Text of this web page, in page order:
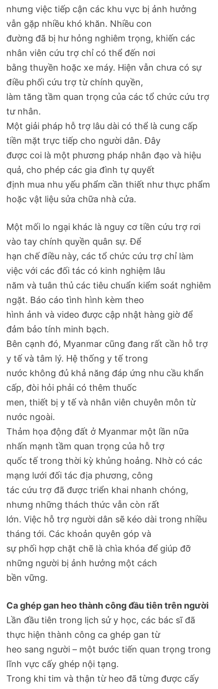
nhưng việc tiếp cận các khu vực bị ảnh hưởng
vẫn gặp nhiều khó khăn. Nhiều con
đường đã bị hư hỏng nghiêm trọng, khiến các
nhân viên cứu trợ chỉ có thể đến nơi
bằng thuyền hoặc xe máy. Hiện vẫn chưa có sự
điều phối cứu trợ từ chính quyền,
làm tăng tầm quan trọng của các tổ chức cứu trợ
tư nhân.
Một giải pháp hỗ trợ lâu dài có thể là cung cấp
tiền mặt trực tiếp cho người dân. Đây
được coi là một phương pháp nhân đạo và hiệu
quả, cho phép các gia đình tự quyết
định mua nhu yếu phẩm cần thiết như thực phẩm
hoặc vật liệu sửa chữa nhà cửa.
Một mối lo ngại khác là nguy cơ tiền cứu trợ rơi
vào tay chính quyền quân sự. Để
hạn chế điều này, các tổ chức cứu trợ chỉ làm
việc với các đối tác có kinh nghiệm lâu
năm và tuân thủ các tiêu chuẩn kiểm soát nghiêm
ngặt. Báo cáo tình hình kèm theo
hình ảnh và video được cập nhật hàng giờ để
đảm bảo tính minh bạch.
Bên cạnh đó, Myanmar cũng đang rất cần hỗ trợ
y tế và tâm lý. Hệ thống y tế trong
nước không đủ khả năng đáp ứng nhu cầu khẩn
cấp, đòi hỏi phải có thêm thuốc
men, thiết bị y tế và nhân viên chuyên môn từ
nước ngoài.
Thảm họa động đất ở Myanmar một lần nữa
nhấn mạnh tầm quan trọng của hỗ trợ
quốc tế trong thời kỳ khủng hoảng. Nhờ có các
mạng lưới đối tác địa phương, công
tác cứu trợ đã được triển khai nhanh chóng,
nhưng những thách thức vẫn còn rất
lớn. Việc hỗ trợ người dân sẽ kéo dài trong nhiều
tháng tới. Các khoản quyên góp và
sự phối hợp chặt chẽ là chìa khóa để giúp đỡ
những người bị ảnh hưởng một cách
bền vững.
Ca ghép gan heo thành công đầu tiên trên người
Lần đầu tiên trong lịch sử y học, các bác sĩ đã
thực hiện thành công ca ghép gan từ
heo sang người – một bước tiến quan trọng trong
lĩnh vực cấy ghép nội tạng.
Trong khi tim và thận từ heo đã từng được cấy